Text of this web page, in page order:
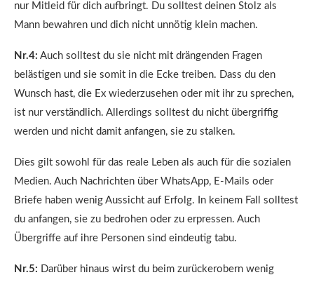
nur Mitleid für dich aufbringt. Du solltest deinen Stolz als
Mann bewahren und dich nicht unnötig klein machen.
Nr.4: Auch solltest du sie nicht mit drängenden Fragen
belästigen und sie somit in die Ecke treiben. Dass du den
Wunsch hast, die Ex wiederzusehen oder mit ihr zu sprechen,
ist nur verständlich. Allerdings solltest du nicht übergriffig
werden und nicht damit anfangen, sie zu stalken.
Dies gilt sowohl für das reale Leben als auch für die sozialen
Medien. Auch Nachrichten über WhatsApp, E-Mails oder
Briefe haben wenig Aussicht auf Erfolg. In keinem Fall solltest
du anfangen, sie zu bedrohen oder zu erpressen. Auch
Übergriffe auf ihre Personen sind eindeutig tabu.
Nr.5: Darüber hinaus wirst du beim zurückerobern wenig